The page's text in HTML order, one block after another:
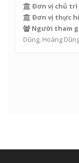
Đơn vị chủ trì
Đơn vị thực
Người tham
Dũng, Hoàng